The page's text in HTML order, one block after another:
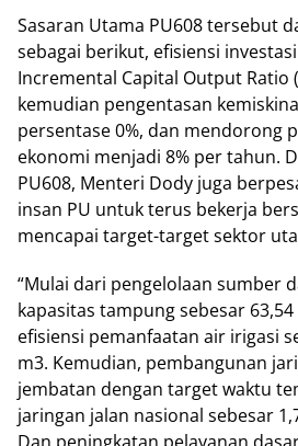
Sasaran Utama PU608 tersebut
sebagai berikut, efisiensi
Incremental Capital Output Ratio
kemudian pengentasan
persentase 0%, dan mendorong
ekonomi menjadi 8% per tahun.
PU608, Menteri Dody juga
insan PU untuk terus bekerja
mencapai target-target sektor
“Mulai dari pengelolaan sumber
kapasitas tampung sebesar
efisiensi pemanfaatan air irigasi
m3. Kemudian, pembangunan
jembatan dengan target waktu
jaringan jalan nasional sebesar